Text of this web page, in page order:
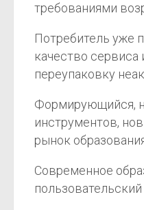
требованиями
Потребитель уже
качество
переупаковку
Формирующийся,
инструментов,
рынок
Современное